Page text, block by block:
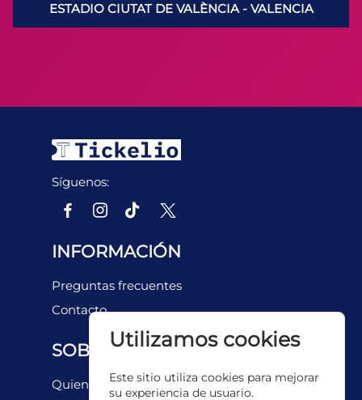
ESTADIO CIUTAT DE VALÈNCIA - VALENCIA
Síguenos:
INFORMACIÓN
Preguntas frecuentes
Contacto
SOBRE NOSOTROS
Quienes somos
Utilizamos cookies
Este sitio utiliza cookies para mejorar
su experiencia de usuario.